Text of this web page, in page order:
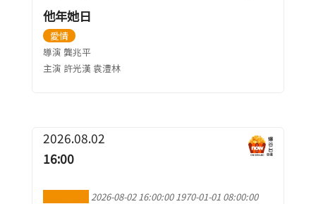
他年她日
愛情
導演 龔兆平
主演 許光漢 袁澧林
2026.08.02
16:00
2026-08-02 16:00:00 1970-01-01 08:00:00